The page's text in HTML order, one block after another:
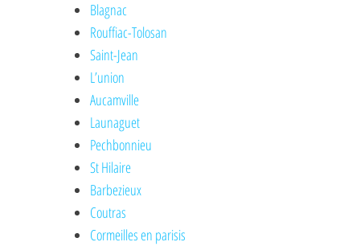
Blagnac
Rouffiac-Tolosan
Saint-Jean
L’union
Aucamville
Launaguet
Pechbonnieu
St Hilaire
Barbezieux
Coutras
Cormeilles en parisis